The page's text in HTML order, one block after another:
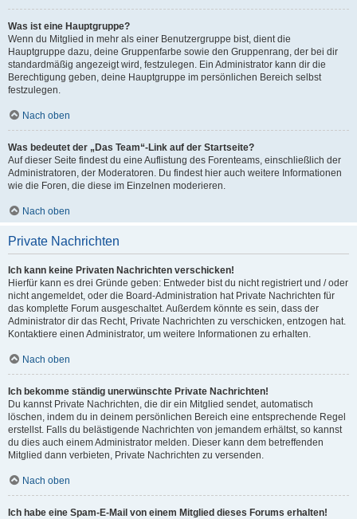
Was ist eine Hauptgruppe?
Wenn du Mitglied in mehr als einer Benutzergruppe bist, dient die
Hauptgruppe dazu, deine Gruppenfarbe sowie den Gruppenrang, der bei dir
standardmäßig angezeigt wird, festzulegen. Ein Administrator kann dir die
Berechtigung geben, deine Hauptgruppe im persönlichen Bereich selbst
festzulegen.
Nach oben
Was bedeutet der „Das Team“-Link auf der Startseite?
Auf dieser Seite findest du eine Auflistung des Forenteams, einschließlich der
Administratoren, der Moderatoren. Du findest hier auch weitere Informationen
wie die Foren, die diese im Einzelnen moderieren.
Nach oben
Private Nachrichten
Ich kann keine Privaten Nachrichten verschicken!
Hierfür kann es drei Gründe geben: Entweder bist du nicht registriert und / oder
nicht angemeldet, oder die Board-Administration hat Private Nachrichten für
das komplette Forum ausgeschaltet. Außerdem könnte es sein, dass der
Administrator dir das Recht, Private Nachrichten zu verschicken, entzogen hat.
Kontaktiere einen Administrator, um weitere Informationen zu erhalten.
Nach oben
Ich bekomme ständig unerwünschte Private Nachrichten!
Du kannst Private Nachrichten, die dir ein Mitglied sendet, automatisch
löschen, indem du in deinem persönlichen Bereich eine entsprechende Regel
erstellst. Falls du belästigende Nachrichten von jemandem erhältst, so kannst
du dies auch einem Administrator melden. Dieser kann dem betreffenden
Mitglied dann verbieten, Private Nachrichten zu versenden.
Nach oben
Ich habe eine Spam-E-Mail von einem Mitglied dieses Forums erhalten!